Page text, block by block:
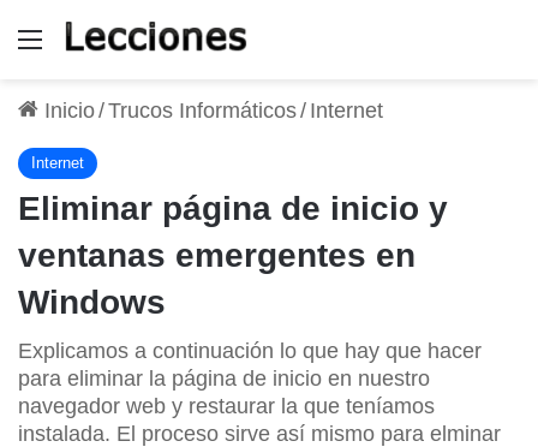
Menú
Inicio/Trucos Informáticos/ Internet
Internet
Eliminar página de inicio y
ventanas emergentes en
Windows
Explicamos a continuación lo que hay que hacer
para eliminar la página de inicio en nuestro
navegador web y restaurar la que teníamos
instalada. El proceso sirve así mismo para elminar